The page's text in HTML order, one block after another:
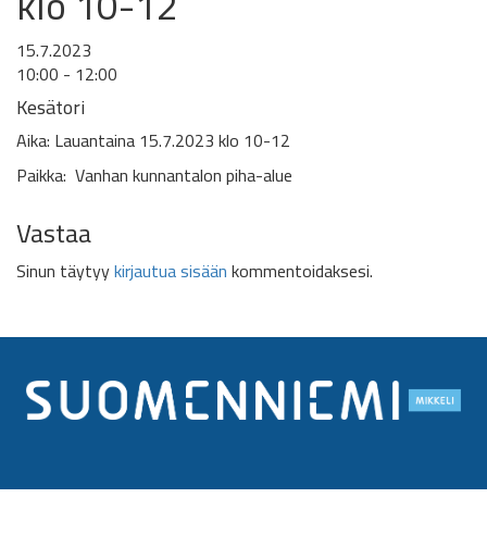
15.7.2023
10:00 - 12:00
Kesätori
Aika: Lauantaina 15.7.2023 klo 10-12
Paikka: Vanhan kunnantalon piha-alue
Vastaa
Sinun täytyykirjautua sisäänkommentoidaksesi.